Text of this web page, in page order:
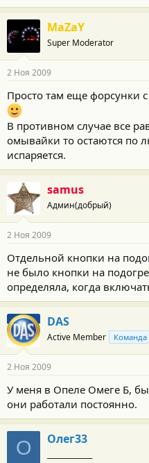
MaZaY
Super Moderator
2 Ноя 2009
Просто там еще форсунки
В противном случае все
омывайки то остаются по
испаряется.
samus
Админ(добрый)
2 Ноя 2009
Отдельной кнопки на
не было кнопки на
определяла, когда
DAS
Active Member
2 Ноя 2009
У меня в Опеле Омеге Б,
они работали постоянно.
О Олег33